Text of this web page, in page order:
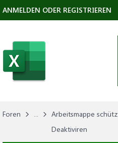
Foren ...
Arbeitsmappe
Deaktiviren
ANMELDEN ODER REGISTRIEREN